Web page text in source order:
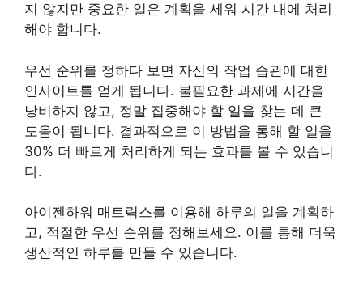
지 않지만 중요한 일은 계획을 세워 시간 내에 처리
해야 합니다.
우선 순위를 정하다 보면 자신의 작업 습관에 대한
인사이트를 얻게 됩니다. 불필요한 과제에 시간을
낭비하지 않고, 정말 집중해야 할 일을 찾는 데 큰
도움이 됩니다. 결과적으로 이 방법을 통해 할 일을
30% 더 빠르게 처리하게 되는 효과를 볼 수 있습니
다.
아이젠하워 매트릭스를 이용해 하루의 일을 계획하
고, 적절한 우선 순위를 정해보세요. 이를 통해 더욱
생산적인 하루를 만들 수 있습니다.